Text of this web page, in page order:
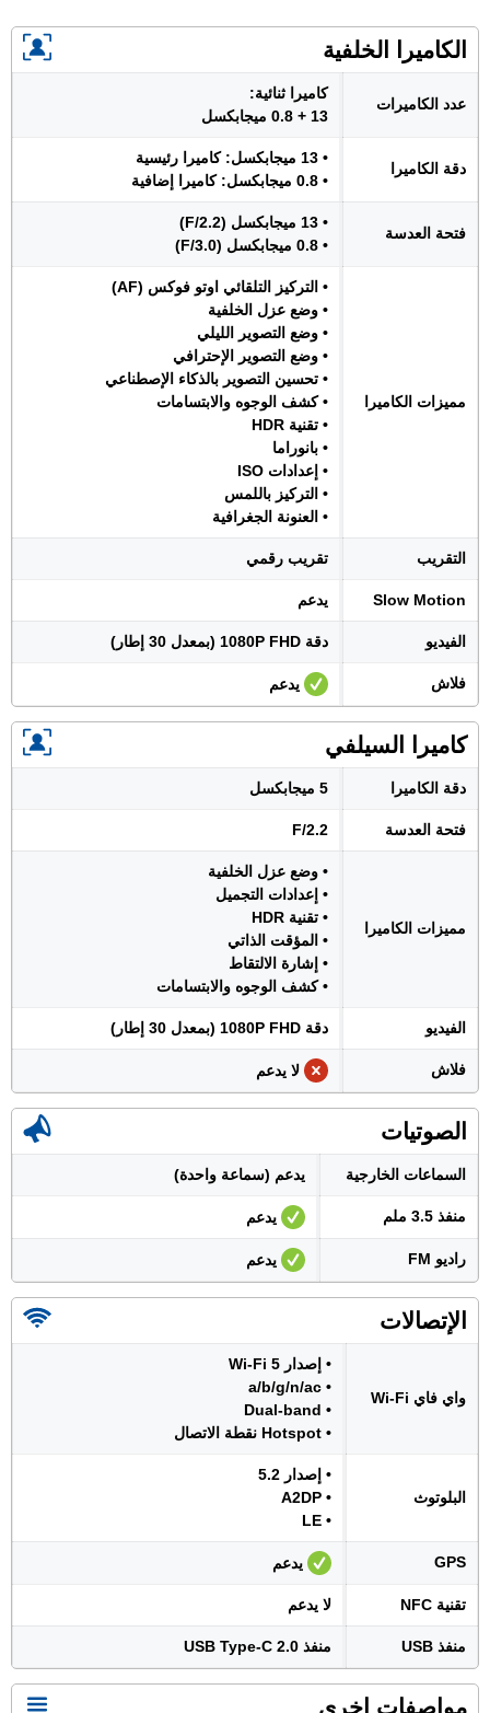
الكاميرا الخلفية
عدد الكاميرات
كاميرا ثنائية:
13 + 0.8 ميجابكسل
دقة الكاميرا
• 13 ميجابكسل: كاميرا رئيسية
• 0.8 ميجابكسل: كاميرا إضافية
فتحة العدسة
• 13 ميجابكسل (F/2.2)
• 0.8 ميجابكسل (F/3.0)
مميزات الكاميرا
• التركيز التلقائي اوتو فوكس (AF)
• وضع عزل الخلفية
• وضع التصوير الليلي
• وضع التصوير الإحترافي
• تحسين التصوير بالذكاء الإصطناعي
• كشف الوجوه والابتسامات
• تقنية HDR
• بانوراما
• إعدادات ISO
• التركيز باللمس
• العنونة الجغرافية
التقريب تقريب رقمي
Slow Motion يدعم
الفيديو دقة 1080P FHD (بمعدل 30 إطار)
فلاش يدعم
كاميرا السيلفي
دقة الكاميرا 5 ميجابكسل
فتحة العدسة F/2.2
مميزات الكاميرا
• وضع عزل الخلفية
• إعدادات التجميل
• تقنية HDR
• المؤقت الذاتي
• إشارة الالتقاط
• كشف الوجوه والابتسامات
الفيديو دقة 1080P FHD (بمعدل 30 إطار)
فلاش لا يدعم
الصوتيات
السماعات الخارجية يدعم (سماعة واحدة)
منفذ 3.5 ملم يدعم
راديو FM يدعم
الإتصالات
واي فاي Wi-Fi
• إصدار Wi-Fi 5
• a/b/g/n/ac
• Dual-band
• Hotspot نقطة الاتصال
البلوتوث
• إصدار 5.2
• A2DP
• LE
GPS يدعم
تقنية NFC لا يدعم
منفذ USB منفذ USB Type-C 2.0
مواصفات اخرى